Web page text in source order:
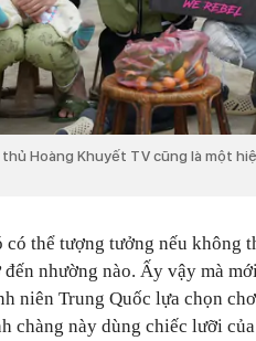
thủ Hoàng Khuyết TV cũng là một
có thể tượng tưởng nếu không
đến nhường nào. Ấy vậy mà
niên Trung Quốc lựa chọn
chàng này dùng chiếc lưỡi